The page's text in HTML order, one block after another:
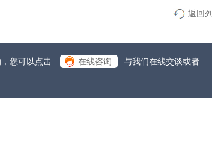
返回
您可以点击 在线咨询
与我们在线交谈或者